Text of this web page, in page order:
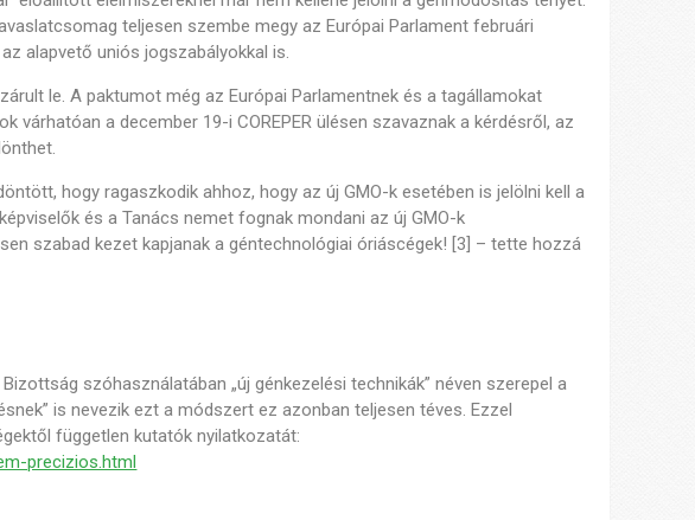
teljesen szembe megy az Európai Parlament februári
alapvető uniós jogszabályokkal is.
le. A paktumot még az Európai Parlamentnek és a tagállamokat
várhatóan a december 19-i COREPER ülésen szavaznak a kérdésről, az
hogy ragaszkodik ahhoz, hogy az új GMO-k esetében is jelölni kell a
és a Tanács nemet fognak mondani az új GMO-k
szabad kezet kapjanak a géntechnológiai óriáscégek! [3] – tette hozzá
szóhasználatában „új génkezelési technikák” néven szerepel a
is nevezik ezt a módszert ez azonban teljesen téves. Ezzel
független kutatók nyilatkozatát:
precizios.html